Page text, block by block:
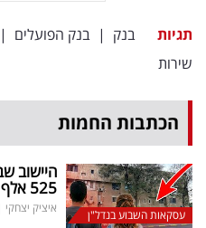
תגיות בנק | בנק הפועלים |
שירות
הכתבות החמות
עסקאות השבוע בנדל"ן
היישוב
525 אלף שקל
איציק יצחקי